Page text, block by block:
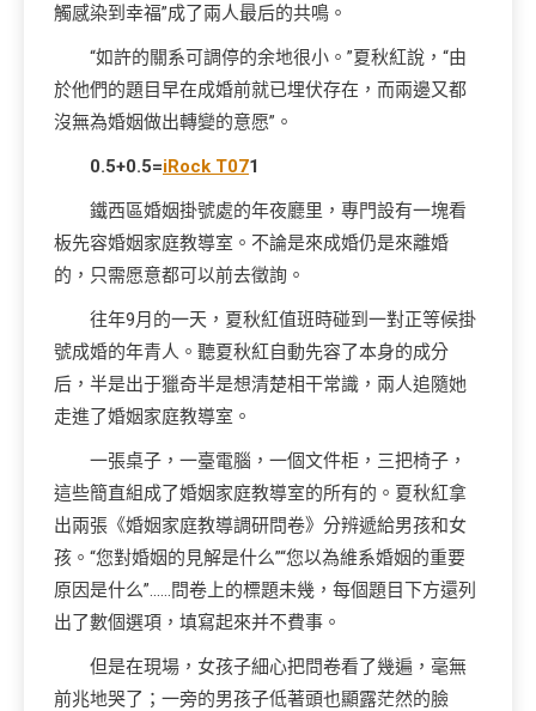
觸感染到幸福”成了兩人最后的共鳴。
“如許的關系可調停的余地很小。”夏秋紅說，“由
於他們的題目早在成婚前就已埋伏存在，而兩邊又都
沒無為婚姻做出轉變的意愿”。
0.5+0.5=iRock T071
鐵西區婚姻掛號處的年夜廳里，專門設有一塊看
板先容婚姻家庭教導室。不論是來成婚仍是來離婚
的，只需愿意都可以前去徵詢。
往年9月的一天，夏秋紅值班時碰到一對正等候掛
號成婚的年青人。聽夏秋紅自動先容了本身的成分
后，半是出于獵奇半是想清楚相干常識，兩人追隨她
走進了婚姻家庭教導室。
一張桌子，一臺電腦，一個文件柜，三把椅子，
這些簡直組成了婚姻家庭教導室的所有的。夏秋紅拿
出兩張《婚姻家庭教導調研問卷》分辨遞給男孩和女
孩。“您對婚姻的見解是什么”“您以為維系婚姻的重要
原因是什么”……問卷上的標題未幾，每個題目下方還列
出了數個選項，填寫起來并不費事。
但是在現場，女孩子細心把問卷看了幾遍，毫無
前兆地哭了；一旁的男孩子低著頭也顯露茫然的臉